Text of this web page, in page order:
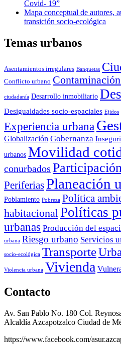
Covid- 19”
Mapa conceptual de autores,
transición socio-ecológica
Temas urbanos
Asentamientos irregulares Banquetas
Conflicto urbano
ciudadanía Desarrollo inmobiliario
Desigualdades socio-espaciales Ejidos
Experiencia urbana
Globalización Gobernanza
urbanos Movilidad
conurbados
PeriferiasPlaneación
Poblamiento Pobreza Política
habitacionalPolíticas
urbanas Producción del
urbana Riesgo urbano Servicios
socio-ecológica Transporte
Violencia urbana Vivienda
Contacto
Av. San Pablo No. 180 Col.
Alcaldía Azcapotzalco Ciudad de
https://www.facebook.com/